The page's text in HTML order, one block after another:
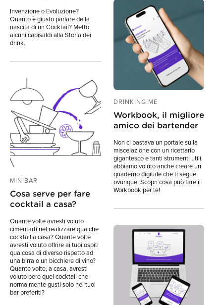
Invenzione o Evoluzione?
Quanto è giusto parlare della
nascita di un Cocktail? Metto
alcuni capisaldi alla Storia dei
drink.
DRINKING.ME
Workbook, il migliore
amico dei bartender
Non ci bastava un portale sulla
miscelazione con un ricettario
gigantesco e tanti strumenti utili,
abbiamo voluto anche creare un
quaderno digitale che ti segue
ovunque. Scopri cosa può fare il
Workbook per te!
MINIBAR
Cosa serve per fare
cocktail a casa?
Quante volte avresti voluto
cimentarti nel realizzare qualche
cocktail a casa? Quante volte
avresti voluto offrire ai tuoi ospiti
qualcosa di diverso rispetto ad
una birra o un bicchiere di vino?
Quante volte, a casa, avresti
voluto bere quei cocktail che
normalmente gusti solo nei tuoi
bar preferiti?